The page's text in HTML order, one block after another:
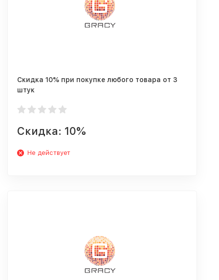
Скидка 10% при покупке любого товара от 3
штук
Скидка: 10%
Не действует